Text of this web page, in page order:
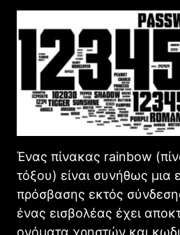
Ένας πίνακας rainbow
τόξου) είναι συνήθως μια
πρόσβασης εκτός
ένας εισβολέας έχει
ονόματα χρηστών και